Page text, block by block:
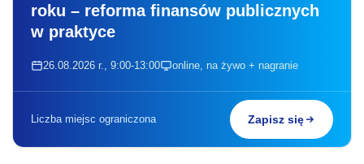
roku – reforma finansów publicznych
w praktyce
26.08.2026 r., 9:00-13:00 online, na żywo + nagranie
Liczba miejsc ograniczona Zapisz się